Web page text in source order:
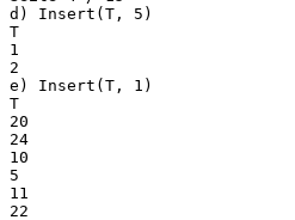
d) Insert(T, 5)
T
1
2
e) Insert(T, 1)
T
20
24
10
5
11
22